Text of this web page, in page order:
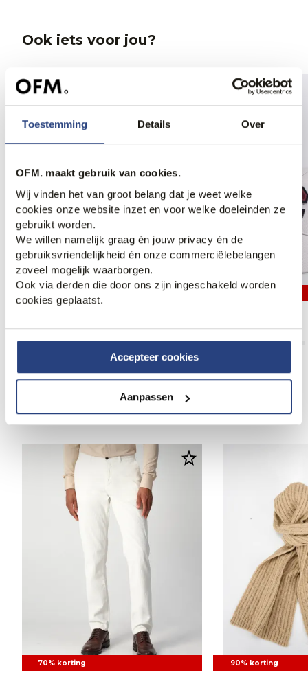
Toestemming Details Over
OFM. maakt gebruik van cookies.
Wij vinden het van groot belang dat je weet welke
cookies onze website inzet en voor welke doeleinden ze
gebruikt worden.
We willen namelijk graag én jouw privacy én de
gebruiksvriendelijkheid én onze commerciëlebelangen
zoveel mogelijk waarborgen.
Ook via derden die door ons zijn ingeschakeld worden
cookies geplaatst.
Accepteer cookies
Aanpassen
Ook iets voor jou?
29,95
8,95
29,95
8,95
Anderen bekeken ook
70% korting 90% korting